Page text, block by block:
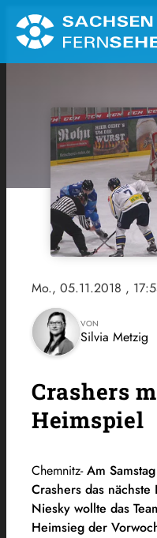
Mo., 05.11.2018 ,
VON
Silvia Metzig
Crashers
Heimspiel
Chemnitz-Am
Crashers das
Niesky wollte das
Heimsieg der